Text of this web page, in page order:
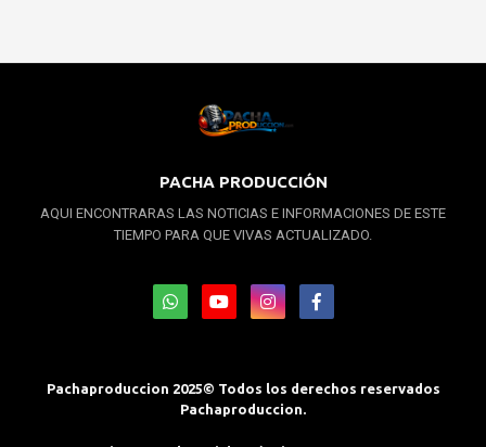
PACHA PRODUCCIÓN
AQUI ENCONTRARAS LAS NOTICIAS E INFORMACIONES DE ESTE
TIEMPO PARA QUE VIVAS ACTUALIZADO.
Pachaproduccion 2025© Todos los derechos reservados
Pachaproduccion.